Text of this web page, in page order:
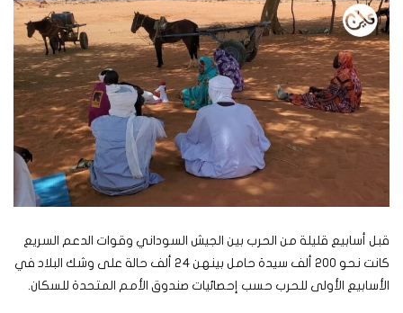
قبل أسابيع قليلة من الحرب بين الجيش السوداني وقوات الدعم السريع
كانت نحو 200 ألف سيدة حامل بينهن 24 ألف حالة على وشك البلاد في
الأسابيع الأولى للحرب حسب إحصائيات صندوق الأمم المتحدة للسكان.